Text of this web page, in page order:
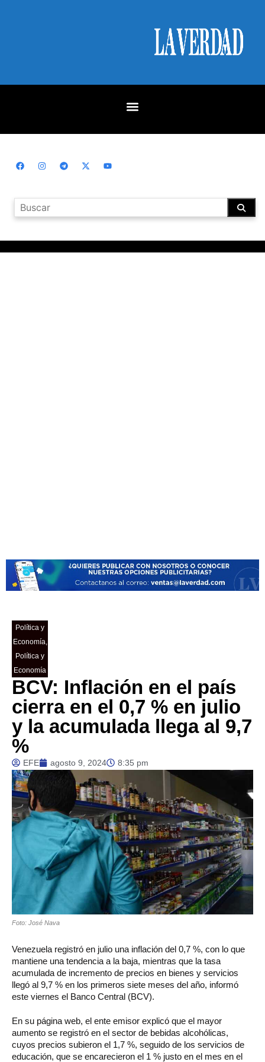
Política y
Economía,
Política y
Economía
BCV: Inflación en el país
cierra en el 0,7 % en julio
y la acumulada llega al 9,7
%
EFE agosto 9, 2024 8:35 pm
Foto: José Nava
Venezuela registró en julio una inflación del 0,7 %, con lo que
mantiene una tendencia a la baja, mientras que la tasa
acumulada de incremento de precios en bienes y servicios
llegó al 9,7 % en los primeros siete meses del año, informó
este viernes el Banco Central (BCV).
En su página web, el ente emisor explicó que el mayor
aumento se registró en el sector de bebidas alcohólicas,
cuyos precios subieron el 1,7 %, seguido de los servicios de
educación, que se encarecieron el 1 % justo en el mes en el